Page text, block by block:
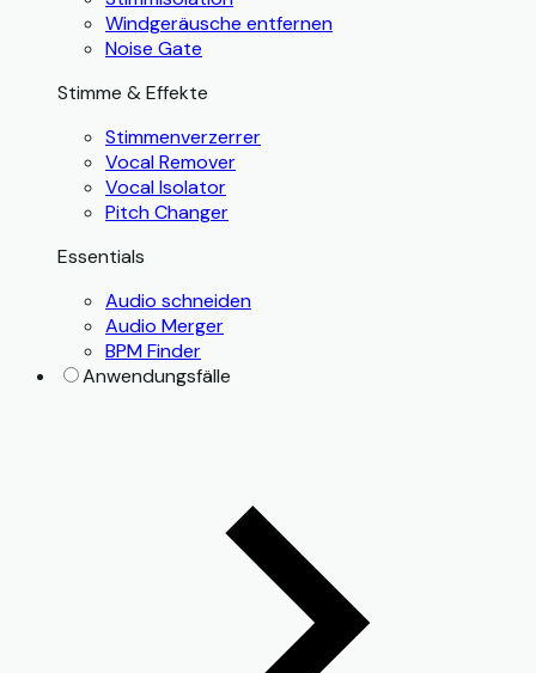
Windgeräusche entfernen
Noise Gate
Stimme & Effekte
Stimmenverzerrer
Vocal Remover
Vocal Isolator
Pitch Changer
Essentials
Audio schneiden
Audio Merger
BPM Finder
Anwendungsfälle